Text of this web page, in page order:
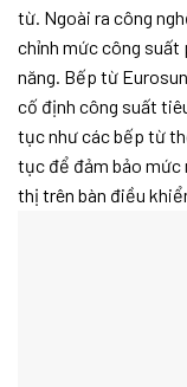
từ. Ngoài ra công
chỉnh mức công suất
năng. Bếp từ
cố định công suất
tục như các bếp từ
tục để đảm bảo mức
thị trên bàn điều